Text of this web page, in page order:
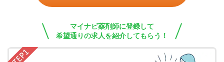
マイナビ薬剤師に登録して
希望通りの求人を紹介してもらう！